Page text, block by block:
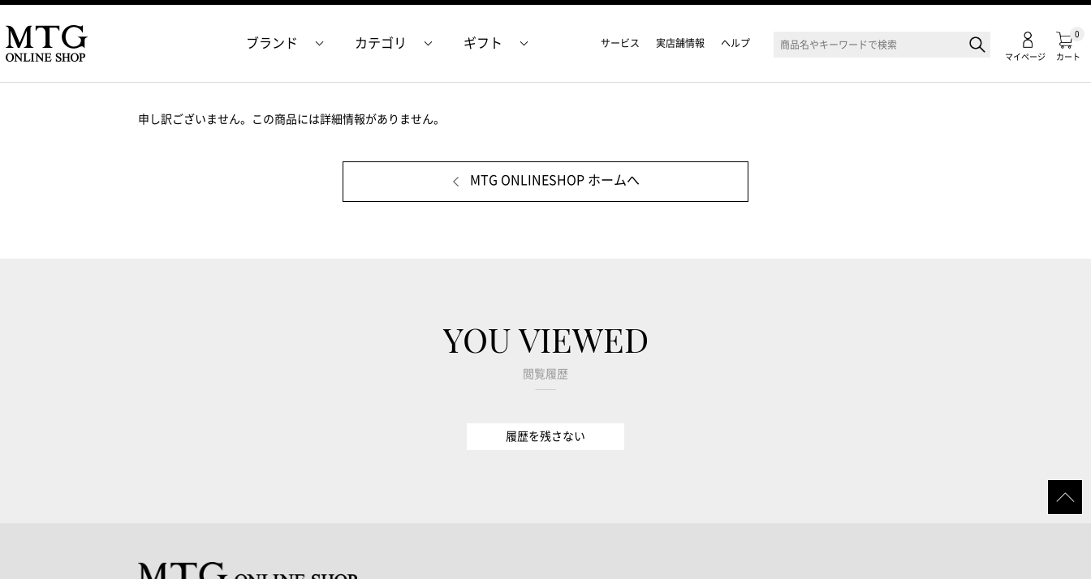
カート
0
マイページ
ブランド カテゴリ ギフト サービス 実店舗情報 ヘルプ
申し訳ございません。この商品には詳細情報がありません。
MTG ONLINESHOP ホームへ
YOU VIEWED
閲覧履歴
履歴を残さない